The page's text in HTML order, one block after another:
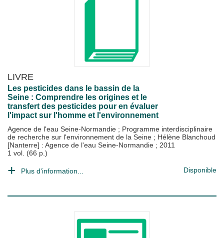
LIVRE
Les pesticides dans le bassin de la
Seine : Comprendre les origines et le
transfert des pesticides pour en évaluer
l'impact sur l'homme et l'environnement
Agence de l'eau Seine-Normandie ; Programme interdisciplinaire
de recherche sur l'environnement de la Seine ; Hélène Blanchoud
[Nanterre] : Agence de l'eau Seine-Normandie ; 2011
1 vol. (66 p.)
Plus d'information... Disponible